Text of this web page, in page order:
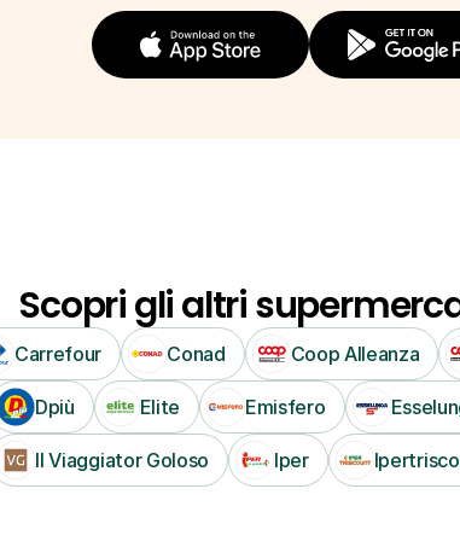
Scopri gli altri
Carrefour Conad Coop Alleanza
Dpiù Elite Emisfero
Il Viaggiator Goloso Iper